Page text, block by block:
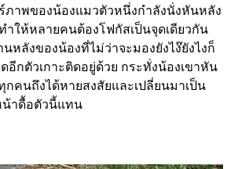
ภาพของน้องแมวตัวหนึ่งกำลังนั่งหันหลัง
ให้หลายคนต้องโฟกัสเป็นจุดเดียวกัน
หลังของน้องที่ไม่ว่าจะมองยังไง๊ยังไงก็
อีกตัวเกาะติดอยู่ด้วย กระทั่งน้องเขาหัน
กคนถึงได้หายสงสัยและเปลี่ยนมาเป็น
น้าดื้อตัวนี้แทน